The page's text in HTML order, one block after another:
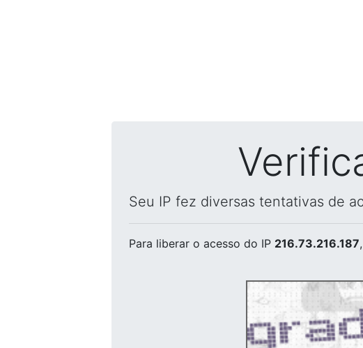
Seu IP fez diversas tentativas de
Para liberar o acesso do IP 216.73.216.187